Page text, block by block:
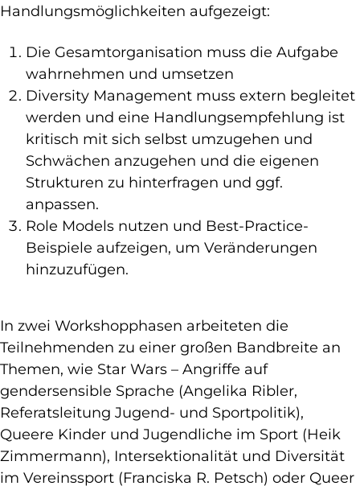
Handlungsmöglichkeiten aufgezeigt:
Die Gesamtorganisation muss die Aufgabe
wahrnehmen und umsetzen
Diversity Management muss extern begleitet
werden und eine Handlungsempfehlung ist
kritisch mit sich selbst umzugehen und
Schwächen anzugehen und die eigenen
Strukturen zu hinterfragen und ggf.
anpassen.
Role Models nutzen und Best-Practice-
Beispiele aufzeigen, um Veränderungen
hinzuzufügen.
In zwei Workshopphasen arbeiteten die
Teilnehmenden zu einer großen Bandbreite an
Themen, wie Star Wars – Angriffe auf
gendersensible Sprache (Angelika Ribler,
Referatsleitung Jugend- und Sportpolitik),
Queere Kinder und Jugendliche im Sport (Heik
Zimmermann), Intersektionalität und Diversität
im Vereinssport (Franciska R. Petsch) oder Queer